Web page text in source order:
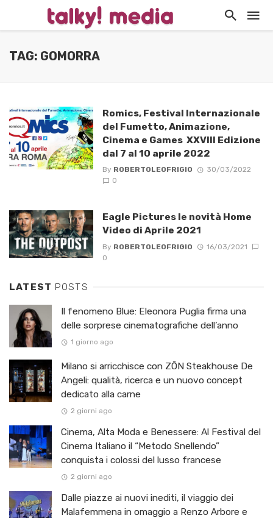
TAG: GOMORRA
Romics, Festival Internazionale
del Fumetto, Animazione,
Cinema e Games XXVIII Edizione
dal 7 al 10 aprile 2022
By ROBERTOLEOFRIGIO
30/03/2022
0
Eagle Pictures le novità Home
Video di Aprile 2021
By ROBERTOLEOFRIGIO
16/03/2021
0
LATEST POSTS
Il fenomeno Blue: Eleonora Puglia firma una
delle sorprese cinematografiche dell’anno
1 giorno ago
Milano si arricchisce con ZŌN Steakhouse De
Angeli: qualità, ricerca e un nuovo concept
dedicato alla carne
2 giorni ago
Cinema, Alta Moda e Benessere: Al Festival del
Cinema Italiano il “Metodo Snellendo”
conquista i colossi del lusso francese
2 giorni ago
Dalle piazze ai nuovi inediti, il viaggio dei
Malafemmena in omaggio a Renzo Arbore e